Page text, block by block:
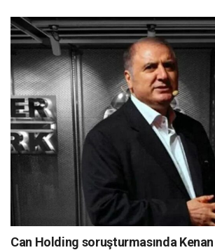
Can Holding soruşturmasında